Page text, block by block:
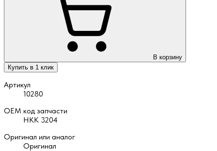
В корзину
Купить в 1 клик
Артикул
10280
OEM код запчасти
НКК 3204
Оригинал или аналог
Оригинал